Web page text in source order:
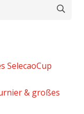
SelecaoCup
& großes